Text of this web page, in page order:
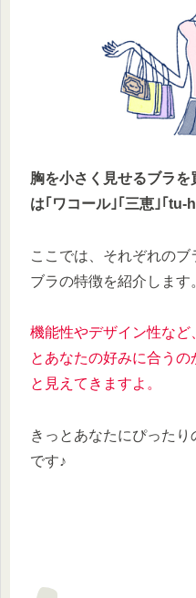
胸を小さく見せるブラ
は｢ワコール｣｢三恵｣｢tu-
ここでは、それぞれの
ブラの特徴を紹介します
機能性やデザイン性など
とあなたの好みに合う
と見えてきますよ。
きっとあなたにぴった
です♪